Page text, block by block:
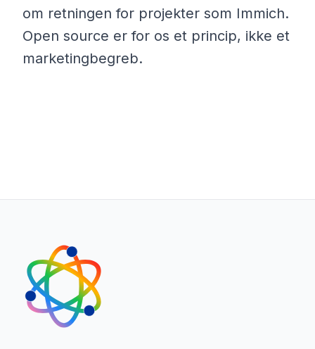
om retningen for projekter som Immich.
Open source er for os et princip, ikke et
marketingbegreb.